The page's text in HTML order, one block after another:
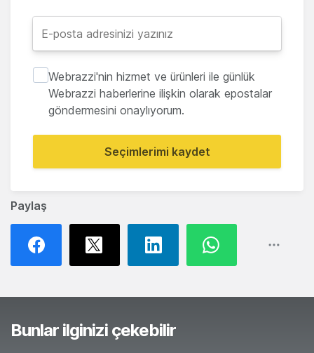
Paylaş
Webrazzi'nin hizmet ve ürünleri ile günlük
Webrazzi haberlerine ilişkin olarak epostalar
göndermesini onaylıyorum.
Seçimlerimi kaydet
Bunlar ilginizi çekebilir